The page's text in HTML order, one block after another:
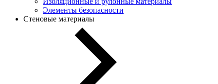
Элементы безопасности
Стеновые материалы